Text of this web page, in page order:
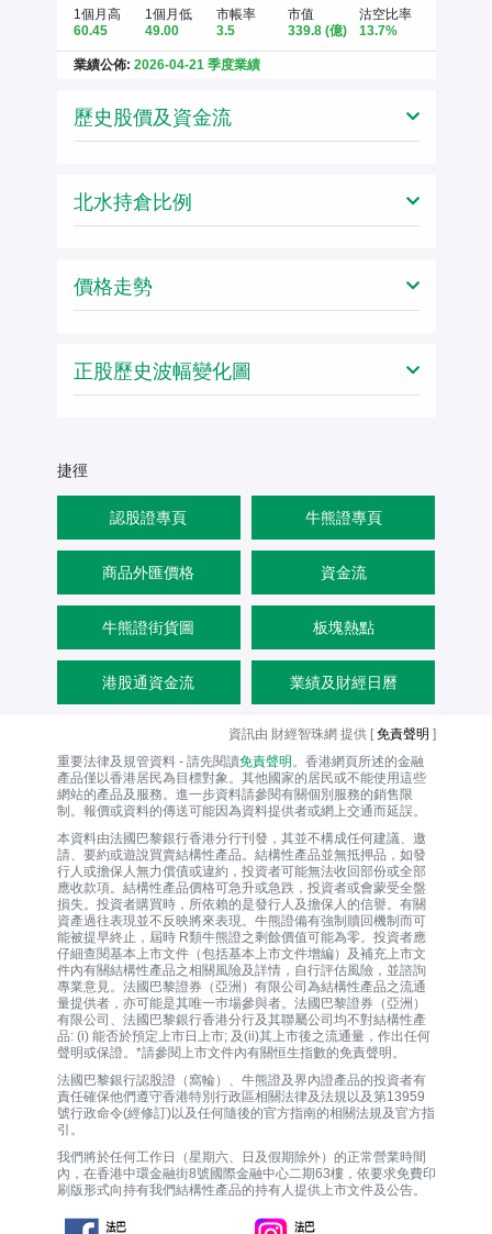
1個月高
60.45
1個月低
49.00
市帳率
3.5
市值
339.8 (億)
沽空比率
13.7%
業績公佈: 2026-04-21 季度業績
歷史股價及資金流
北水持倉比例
價格走勢
正股歷史波幅變化圖
捷徑
認股證專頁 牛熊證專頁
商品外匯價格 資金流
牛熊證街貨圖 板塊熱點
港股通資金流 業績及財經日曆
資訊由 財經智珠網 提供 [免責聲明 ]
重要法律及規管資料 - 請先閱讀免責聲明 。香港網頁所述的金融
產品僅以香港居民為目標對象。其他國家的居民或不能使用這些
網站的產品及服務。進一步資料請參閱有關個別服務的銷售限
制。報價或資料的傳送可能因為資料提供者或網上交通而延誤。
本資料由法國巴黎銀行香港分行刊發，其並不構成任何建議、邀
請、要約或遊說買賣結構性產品。結構性產品並無抵押品，如發
行人或擔保人無力償債或違約，投資者可能無法收回部份或全部
應收款項。結構性產品價格可急升或急跌，投資者或會蒙受全盤
損失。投資者購買時，所依賴的是發行人及擔保人的信譽。有關
資產過往表現並不反映將來表現。牛熊證備有強制贖回機制而可
能被提早終止，屆時 R類牛熊證之剩餘價值可能為零。投資者應
仔細查閱基本上市文件（包括基本上市文件增編）及補充上市文
件內有關結構性產品之相關風險及詳情，自行評估風險，並諮詢
專業意見。法國巴黎證券（亞洲）有限公司為結構性產品之流通
量提供者，亦可能是其唯一巿場參與者。法國巴黎證券（亞洲）
有限公司、法國巴黎銀行香港分行及其聯屬公司均不對結構性產
品: (i) 能否於預定上市日上市; 及(ii)其上市後之流通量，作出任何
聲明或保證。*請參閱上市文件內有關恒生指數的免責聲明。
法國巴黎銀行認股證（窩輪）、牛熊證及界內證產品的投資者有
責任確保他們遵守香港特別行政區相關法律及法規以及第13959
號行政命令(經修訂)以及任何隨後的官方指南的相關法規及官方指
引。
我們將於任何工作日（星期六、日及假期除外）的正常營業時間
內，在香港中環金融街8號國際金融中心二期63樓，依要求免費印
刷版形式向持有我們結構性產品的持有人提供上市文件及公告。